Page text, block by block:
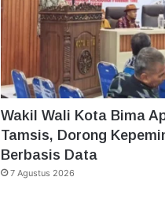
Wakil Wali Kota Bima
Tamsis, Dorong
Berbasis Data
7 Agustus 2026